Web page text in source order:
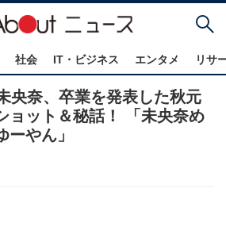
社会 IT・ビジネス エンタメ リサ
央奈、卒業を発表した秋元
ョット＆秘話！ 「未央奈め
ーやん」